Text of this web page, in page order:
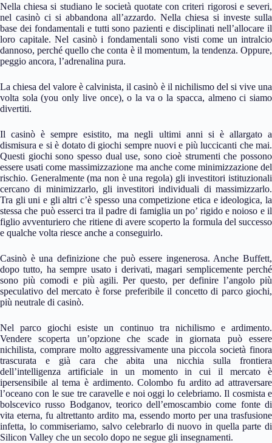
Nella chiesa si studiano le società quotate con criteri rigorosi e severi,
nel casinò ci si abbandona all’azzardo. Nella chiesa si investe sulla
base dei fondamentali e tutti sono pazienti e disciplinati nell’allocare il
loro capitale. Nel casinò i fondamentali sono visti come un intralcio
dannoso, perché quello che conta è il momentum, la tendenza. Oppure,
peggio ancora, l’adrenalina pura.
La chiesa del valore è calvinista, il casinò è il nichilismo del si vive una
volta sola (you only live once), o la va o la spacca, almeno ci siamo
divertiti.
Il casinò è sempre esistito, ma negli ultimi anni si è allargato a
dismisura e si è dotato di giochi sempre nuovi e più luccicanti che mai.
Questi giochi sono spesso dual use, sono cioè strumenti che possono
essere usati come massimizzazione ma anche come minimizzazione del
rischio. Generalmente (ma non è una regola) gli investitori istituzionali
cercano di minimizzarlo, gli investitori individuali di massimizzarlo.
Tra gli uni e gli altri c’è spesso una competizione etica e ideologica, la
stessa che può esserci tra il padre di famiglia un po’ rigido e noioso e il
figlio avventuriero che ritiene di avere scoperto la formula del successo
e qualche volta riesce anche a conseguirlo.
Casinò è una definizione che può essere ingenerosa. Anche Buffett,
dopo tutto, ha sempre usato i derivati, magari semplicemente perché
sono più comodi e più agili. Per questo, per definire l’angolo più
speculativo del mercato è forse preferibile il concetto di parco giochi,
più neutrale di casinò.
Nel parco giochi esiste un continuo tra nichilismo e ardimento.
Vendere scoperta un’opzione che scade in giornata può essere
nichilista, comprare molto aggressivamente una piccola società finora
trascurata e già cara che abita una nicchia sulla frontiera
dell’intelligenza artificiale in un momento in cui il mercato è
ipersensibile al tema è ardimento. Colombo fu ardito ad attraversare
l’oceano con le sue tre caravelle e noi oggi lo celebriamo. Il cosmista e
bolscevico russo Bodganov, teorico dell’emoscambio come fonte di
vita eterna, fu altrettanto ardito ma, essendo morto per una trasfusione
infetta, lo commiseriamo, salvo celebrarlo di nuovo in quella parte di
Silicon Valley che un secolo dopo ne segue gli insegnamenti.